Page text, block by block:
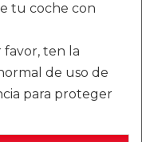
tu coche con
favor, ten la
de uso de
para proteger